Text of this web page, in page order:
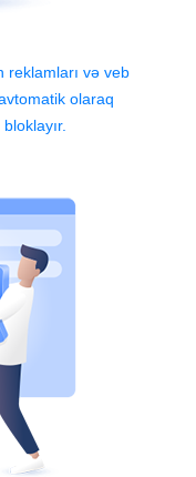
reklamları və veb
olaraq